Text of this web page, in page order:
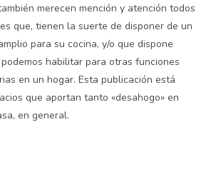
merecen mención y atención todos
que, tienen la suerte de disponer de un
para su cocina, y/o que dispone
habilitar para otras funciones
en un hogar. Esta publicación está
que aportan tanto «desahogo» en
en general.